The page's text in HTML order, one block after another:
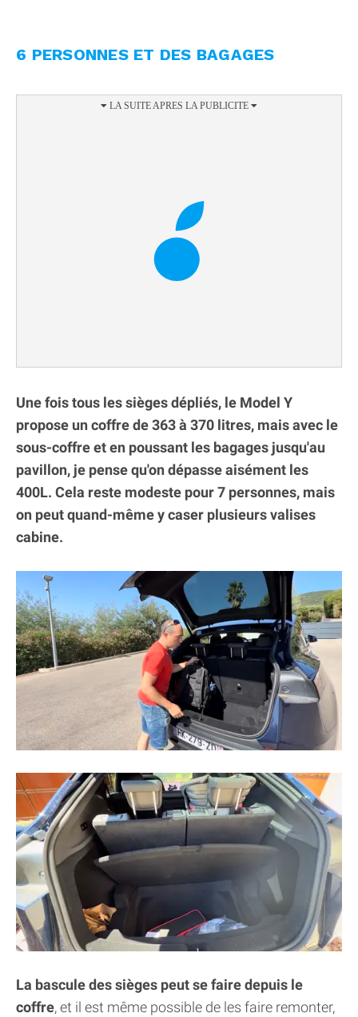
6 PERSONNES ET DES BAGAGES
Une fois tous les sièges dépliés, le Model Y
propose un coffre de 363 à 370 litres, mais avec le
sous-coffre et en poussant les bagages jusqu'au
pavillon, je pense qu'on dépasse aisément les
400L. Cela reste modeste pour 7 personnes, mais
on peut quand-même y caser plusieurs valises
cabine.
La bascule des sièges peut se faire depuis le
coffre, et il est même possible de les faire remonter,